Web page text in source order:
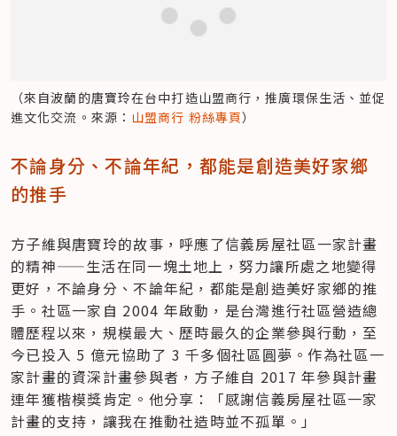
（來自波蘭的唐寶玲在台中打造山盟商行，推廣環保生活、並促
進文化交流。來源： 山盟商行 粉絲專頁）
不論身分、不論年紀，都能是創造美好家鄉
的推手
方子維與唐寶玲的故事，呼應了信義房屋社區一家計畫
的精神——生活在同一塊土地上，努力讓所處之地變得
更好，不論身分、不論年紀，都能是創造美好家鄉的推
手。社區一家自 2004 年啟動，是台灣進行社區營造總
體歷程以來，規模最大、歷時最久的企業參與行動，至
今已投入 5 億元協助了 3 千多個社區圓夢。作為社區一
家計畫的資深計畫參與者，方子維自 2017 年參與計畫
連年獲楷模獎肯定。他分享：「感謝信義房屋社區一家
計畫的支持，讓我在推動社造時並不孤單。」